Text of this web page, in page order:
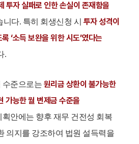
투자 실패로 인한 손실이 존재함을
니다. 특히 회생신청 시 투자 성격이
‘소득 보완을 위한 시도’였다는
.
수준으로는 원리금 상환이 불가능한
가능한 월 변제금 수준을
안에는 향후 재무 건전성 회복
의지를 강조하여 법원 설득력을